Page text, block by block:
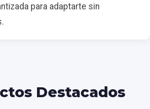
para adaptarte sin
Destacados